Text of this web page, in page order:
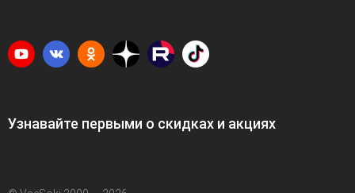
Узнавайте первыми о скидках и акциях